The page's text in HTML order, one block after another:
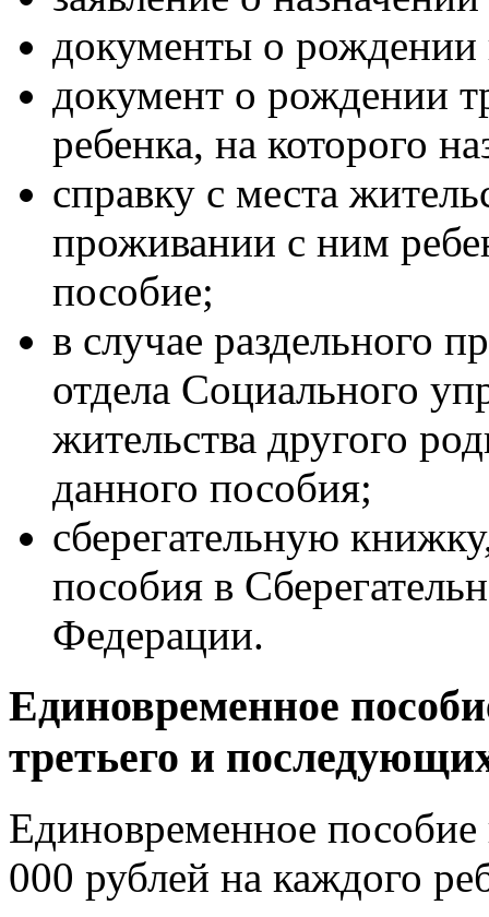
документы о рождении
документ о рождении
ребенка, на которого
справку с места
проживании с ним
пособие;
в случае раздельного
отдела Социального
жительства другого
данного пособия;
сберегательную
пособия в
Федерации.
Единовременное
третьего и
Единовременное пособие
000 рублей на каждого